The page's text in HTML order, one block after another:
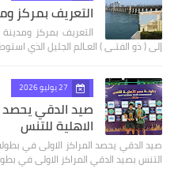
التعريف بمركز
التعريف بمركز
إلى ( ذو الفتـى ) العـالم الجليل الذي
27 يوليو 2026
صيد الدقي يحصد
الاهلية للتنس
صيد الدقي يحصد المراكز الاولى في
التنس بصيد الدقي المراكز الاولى في